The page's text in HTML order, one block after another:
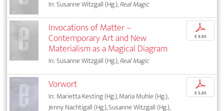
In: Susanne Witzgall (Hg.),Real Magic
Invocations of Matter –
Contemporary Art and New
Materialism as a Magical Diagram
In: Susanne Witzgall (Hg.),Real Magic
p
€ 9,95
Vorwort
In: Marietta Kesting (Hg.), Maria Muhle (Hg.),
Jenny Nachtigall (Hg.), Susanne Witzgall (Hg.),
p
€ 5,95